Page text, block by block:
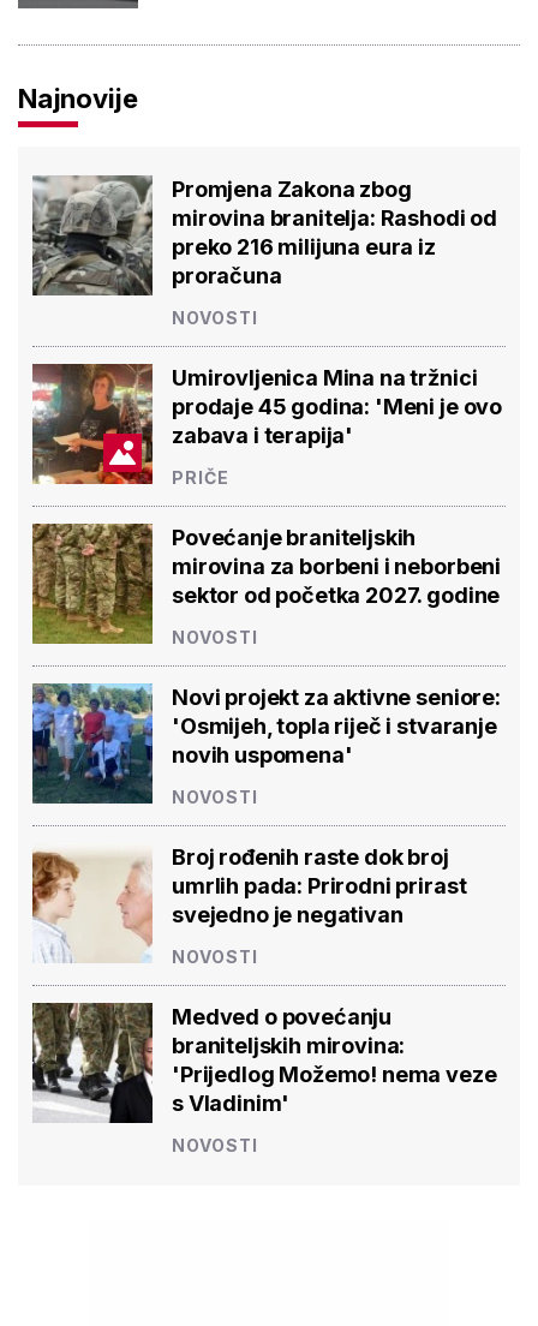
Najnovije
Promjena Zakona zbog
mirovina branitelja: Rashodi od
preko 216 milijuna eura iz
proračuna
NOVOSTI
Umirovljenica Mina na tržnici
prodaje 45 godina: 'Meni je ovo
zabava i terapija'
PRIČE
Povećanje braniteljskih
mirovina za borbeni i neborbeni
sektor od početka 2027. godine
NOVOSTI
Novi projekt za aktivne seniore:
'Osmijeh, topla riječ i stvaranje
novih uspomena'
NOVOSTI
Broj rođenih raste dok broj
umrlih pada: Prirodni prirast
svejedno je negativan
NOVOSTI
Medved o povećanju
braniteljskih mirovina:
'Prijedlog Možemo! nema veze
s Vladinim'
NOVOSTI